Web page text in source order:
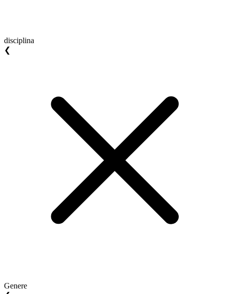
disciplina
❮
Genere